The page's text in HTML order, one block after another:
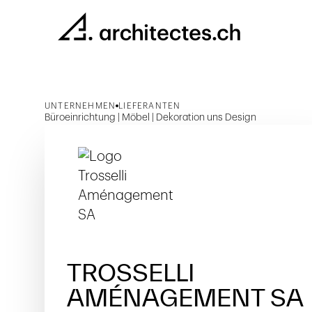
UNTERNEHMEN LIEFERANTEN
Büroeinrichtung | Möbel | Dekoration uns Design
TROSSELLI
AMÉNAGEMENT SA